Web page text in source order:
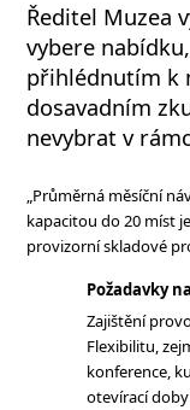
Ředitel Muzea
vybere
přihlédnutím k
dosavadním
nevybrat v
„Průměrná měsíční
kapacitou do 20 míst
provizorní skladové
Požadavky
Zajištění
Flexibilitu,
konference,
otevírací